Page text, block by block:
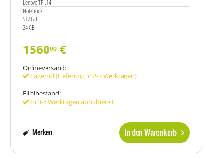
Lenovo TP L14
Notebook
512 GB
24 GB
156000 €
Onlineversand:
Lagernd (Lieferung in 2-3 Werktagen)
Filialbestand:
In 3-5 Werktagen abholbereit
In den Warenkorb
Merken